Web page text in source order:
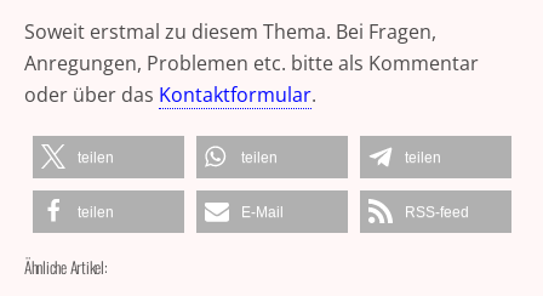
Soweit erstmal zu diesem Thema. Bei Fragen,
Anregungen, Problemen etc. bitte als Kommentar
oder über das Kontaktformular.
teilen teilen teilen
teilen E-Mail RSS-feed
Ähnliche Artikel: